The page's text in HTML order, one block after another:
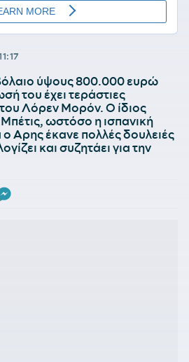
ύψους 800.000 ευρώ
του έχει τεράστιες
Λόρεν Μορόν. Ο ίδιος
Μπέτις, ωστόσο η ισπανική
Αρης έκανε πολλές δουλειές
και συζητάει για την